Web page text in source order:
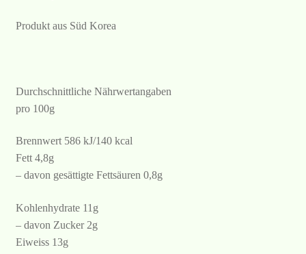
Produkt aus Süd Korea
Durchschnittliche Nährwertangaben
pro 100g
Brennwert 586 kJ/140 kcal
Fett 4,8g
– davon gesättigte Fettsäuren 0,8g
Kohlenhydrate 11g
– davon Zucker 2g
Eiweiss 13g